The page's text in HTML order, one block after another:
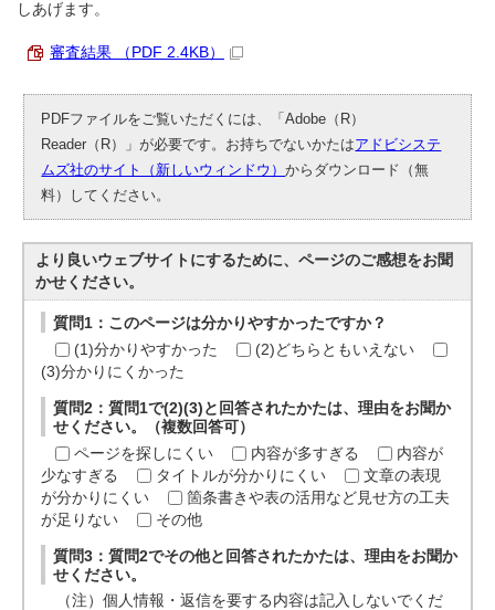
しあげます。
審査結果 （PDF 2.4KB）
PDFファイルをご覧いただくには、「Adobe（R）
Reader（R）」が必要です。お持ちでないかたはアドビシステ
ムズ社のサイト（新しいウィンドウ）からダウンロード（無
料）してください。
より良いウェブサイトにするために、ページのご感想をお聞
かせください。
質問1：このページは分かりやすかったですか？
(1)分かりやすかった
(2)どちらともいえない
(3)分かりにくかった
質問2：質問1で(2)(3)と回答されたかたは、理由をお聞か
せください。（複数回答可）
ページを探しにくい
内容が多すぎる
内容が
少なすぎる
タイトルが分かりにくい
文章の表現
が分かりにくい
箇条書きや表の活用など見せ方の工夫
が足りない
その他
質問3：質問2でその他と回答されたかたは、理由をお聞か
せください。
（注）個人情報・返信を要する内容は記入しないでくだ